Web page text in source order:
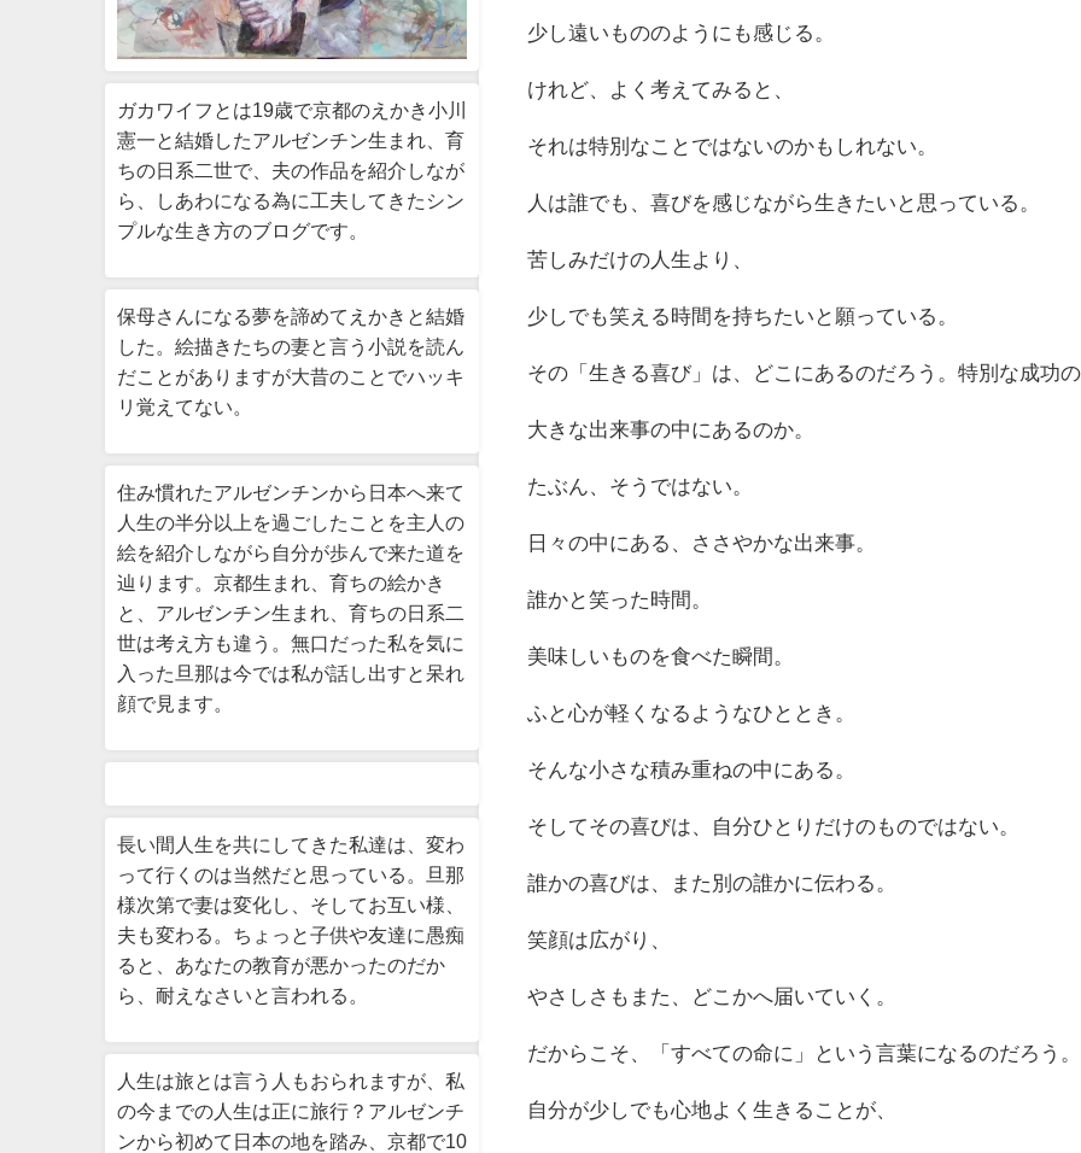
少し遠いもののようにも感じる。
けれど、よく考えてみると、
それは特別なことではないのかもしれない。
人は誰でも、喜びを感じながら生きたいと思っている。
苦しみだけの人生より、
少しでも笑える時間を持ちたいと願っている。
その「生きる喜び」は、どこにあるのだろう。特別な成功
大きな出来事の中にあるのか。
たぶん、そうではない。
日々の中にある、ささやかな出来事。
誰かと笑った時間。
美味しいものを食べた瞬間。
ふと心が軽くなるようなひととき。
そんな小さな積み重ねの中にある。
そしてその喜びは、自分ひとりだけのものではない。
誰かの喜びは、また別の誰かに伝わる。
笑顔は広がり、
やさしさもまた、どこかへ届いていく。
だからこそ、「すべての命に」という言葉になるのだろう。
自分が少しでも心地よく生きることが、
ガカワイフとは19歳で京都のえかき小川
憲一と結婚したアルゼンチン生まれ、育
ちの日系二世で、夫の作品を紹介しなが
ら、しあわになる為に工夫してきたシン
プルな生き方のブログです。
保母さんになる夢を諦めてえかきと結婚
した。絵描きたちの妻と言う小説を読ん
だことがありますが大昔のことでハッキ
リ覚えてない。
住み慣れたアルゼンチンから日本へ来て
人生の半分以上を過ごしたことを主人の
絵を紹介しながら自分が歩んで来た道を
辿ります。京都生まれ、育ちの絵かき
と、アルゼンチン生まれ、育ちの日系二
世は考え方も違う。無口だった私を気に
入った旦那は今では私が話し出すと呆れ
顔で見ます。
長い間人生を共にしてきた私達は、変わ
って行くのは当然だと思っている。旦那
様次第で妻は変化し、そしてお互い様、
夫も変わる。ちょっと子供や友達に愚痴
ると、あなたの教育が悪かったのだか
ら、耐えなさいと言われる。
人生は旅とは言う人もおられますが、私
の今までの人生は正に旅行？アルゼンチ
ンから初めて日本の地を踏み、京都で10